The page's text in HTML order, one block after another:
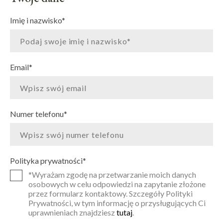
Imię i nazwisko*
Email*
Numer telefonu*
Polityka prywatności*
*Wyrażam zgodę na przetwarzanie moich danych
osobowych w celu odpowiedzi na zapytanie złożone
przez formularz kontaktowy. Szczegóły Polityki
Prywatności, w tym informację o przysługujących Ci
uprawnieniach znajdziesz tutaj.